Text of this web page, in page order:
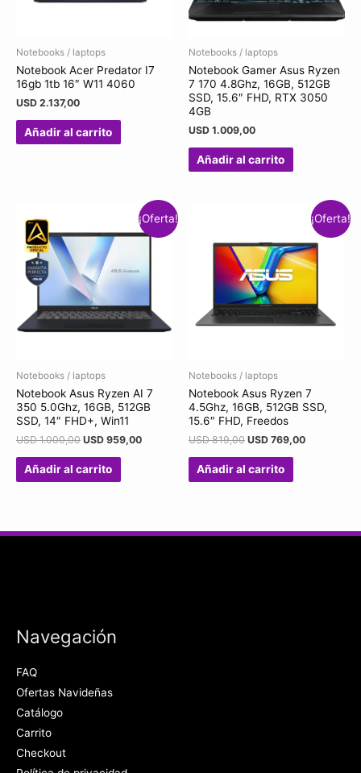
Notebooks / laptops
Notebook Acer Predator I7
16gb 1tb 16″ W11 4060
USD 2.137,00
Añadir al carrito
Notebooks / laptops
Notebook Gamer Asus Ryzen
7 170 4.8Ghz, 16GB, 512GB
SSD, 15.6″ FHD, RTX 3050
4GB
USD 1.009,00
Añadir al carrito
¡Oferta!
Notebooks / laptops
Notebook Asus Ryzen AI 7
350 5.0Ghz, 16GB, 512GB
SSD, 14″ FHD+, Win11
USD1.000,00 USD 959,00
Añadir al carrito
¡Oferta!
Notebooks / laptops
Notebook Asus Ryzen 7
4.5Ghz, 16GB, 512GB SSD,
15.6″ FHD, Freedos
USD819,00 USD 769,00
Añadir al carrito
Navegación
FAQ
Ofertas Navideñas
Catálogo
Carrito
Checkout